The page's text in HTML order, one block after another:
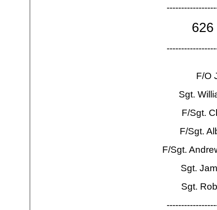
-----------------
-----------------
F/O
Sgt.
F/Sgt.
F/Sgt.
F/Sgt.
Sgt.
Sgt.
-----------------